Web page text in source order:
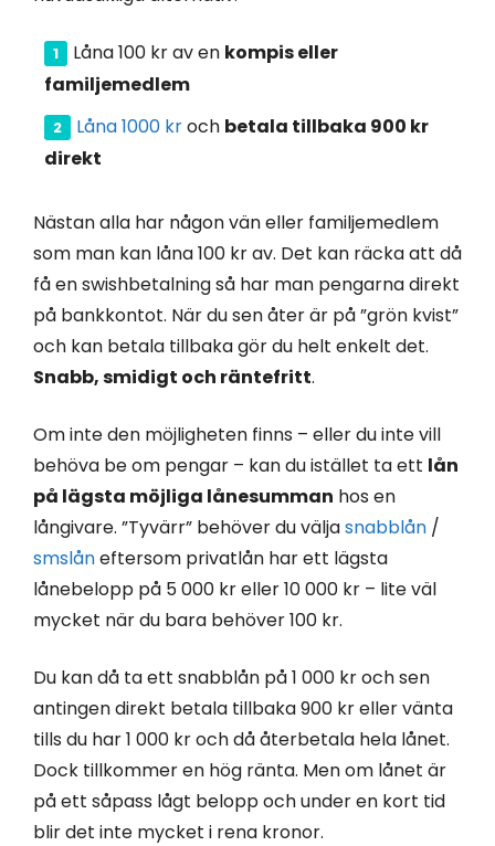
Låna 100 kr av en kompis eller
familjemedlem
Låna 1000 kroch betala tillbaka 900 kr
direkt
Nästan alla har någon vän eller familjemedlem
som man kan låna 100 kr av. Det kan räcka att då
få en swishbetalning så har man pengarna direkt
på bankkontot. När du sen åter är på ”grön kvist”
och kan betala tillbaka gör du helt enkelt det.
Snabb, smidigt och räntefritt.
Om inte den möjligheten finns – eller du inte vill
behöva be om pengar – kan du istället ta ett lån
på lägsta möjliga lånesumman hos en
långivare. ”Tyvärr” behöver du väljasnabblån /
smslåneftersom privatlån har ett lägsta
lånebelopp på 5 000 kr eller 10 000 kr – lite väl
mycket när du bara behöver 100 kr.
Du kan då ta ett snabblån på 1 000 kr och sen
antingen direkt betala tillbaka 900 kr eller vänta
tills du har 1 000 kr och då återbetala hela lånet.
Dock tillkommer en hög ränta. Men om lånet är
på ett såpass lågt belopp och under en kort tid
blir det inte mycket i rena kronor.